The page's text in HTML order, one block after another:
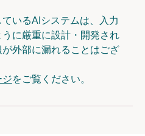
いるAIシステムは、入力
に厳重に設計・開発され
外部に漏れることはござ
ジをご覧ください。